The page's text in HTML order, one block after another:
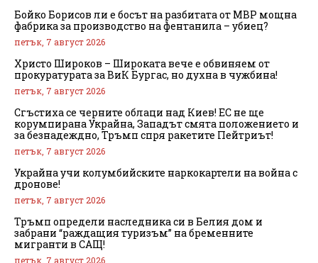
Бойко Борисов ли е босът на разбитата от МВР мощна
фабрика за производство на фентанила – убиец?
петък, 7 август 2026
Христо Широков – Широката вече е обвиняем от
прокуратурата за ВиК Бургас, но духна в чужбина!
петък, 7 август 2026
Сгъстиха се черните облаци над Киев! ЕС не ще
корумпирана Украйна, Западът смята положението и
за безнадеждно, Тръмп спря ракетите Пейтриът!
петък, 7 август 2026
Украйна учи колумбийските наркокартели на война с
дронове!
петък, 7 август 2026
Тръмп определи наследника си в Белия дом и
забрани “раждащия туризъм” на бременните
мигранти в САЩ!
петък, 7 август 2026